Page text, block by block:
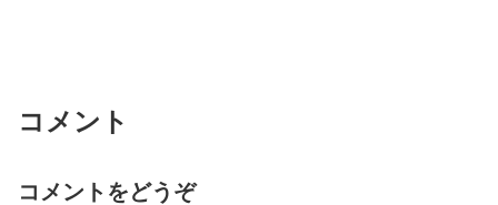
コメント
コメントをどうぞ